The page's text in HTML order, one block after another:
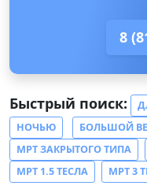
8
Быстрый поиск:
НОЧЬЮ
БОЛЬШОЙ
МРТ ЗАКРЫТОГО ТИПА
МРТ 1.5 ТЕСЛА
МРТ 3